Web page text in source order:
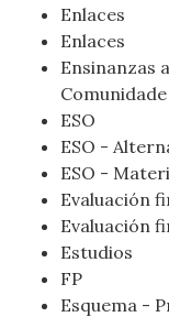
Enlaces
Enlaces
Ensinanzas
ESO
ESO -
ESO -
Evaluación
Evaluación
Estudios
FP
Esquema -